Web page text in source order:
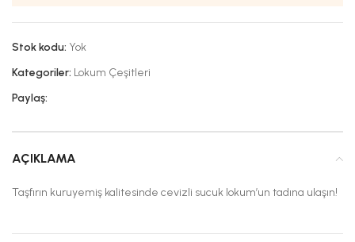
Stok kodu: Yok
Kategoriler: Lokum Çeşitleri
Paylaş:
AÇIKLAMA
Taşfırın kuruyemiş kalitesinde cevizli sucuk lokum’un tadına ulaşın!